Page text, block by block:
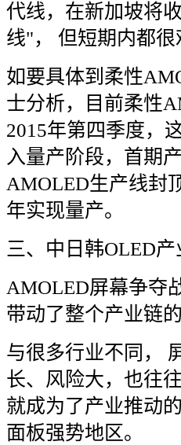
代线，在新加坡将
线"， 但短期内都
如要具体到柔性
士分析，目前柔性
2015年第四季度，
入量产阶段，首期
AMOLED生产线封
年实现量产。
三、中日韩OLED产
AMOLED屏幕争夺
带动了整个产业链的
与很多行业不同，
长、风险大，也往
就成为了产业推动
面板强势地区。